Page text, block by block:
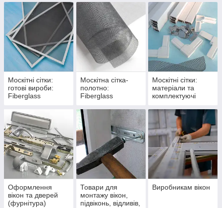
фасаду і підлоги
матові)
Антипилок,
Антикішка,
Нержавійка)
Москітні сітки:
готові вироби:
Fiberglass
Антипилок,
Антикішка,
Нержавійка
Москітна сітка-
полотно:
Fiberglass
Антипилок,
Антикішка,
Нержавійка
Москітні сітки:
матеріали та
комплектуючі
Оформлення
вікон та дверей
(фурнітура)
Товари для
монтажу вікон,
підвіконь, відливів,
Виробникам вікон